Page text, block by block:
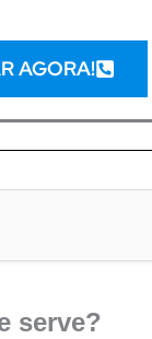
AGORA!
serve?